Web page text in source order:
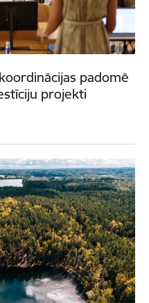
padomē
projekti